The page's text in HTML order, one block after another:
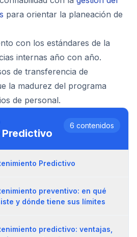
para orientar la planeación de
con los estándares de la
internas año con año.
de transferencia de
la madurez del programa
de personal.
6 contenidos
Predictivo
preventivo: en qué
y dónde tiene sus límites
predictivo: ventajas,